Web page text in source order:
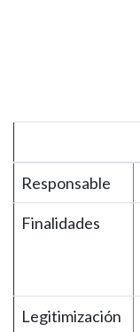
Responsable
Finalidades
Legitimización